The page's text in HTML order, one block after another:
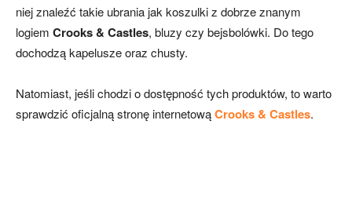
niej znaleźć takie ubrania jak koszulki z dobrze znanym
logiem Crooks & Castles, bluzy czy bejsbolówki. Do tego
dochodzą kapelusze oraz chusty.
Natomiast, jeśli chodzi o dostępność tych produktów, to warto
sprawdzić oficjalną stronę internetowąCrooks & Castles.